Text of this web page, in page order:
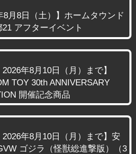
8月8日（土）】ホームタウンド
21 アフターイベント
2026年8月10日（月）まで】
TOY 30th ANNIVERSARY
開催記念商品
2026年8月10日（月）まで】安
ゴジラ（怪獣総進撃版）（3